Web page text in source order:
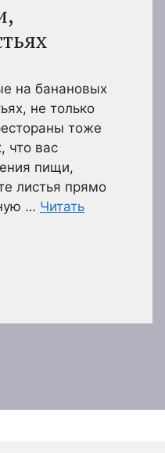
на банановых
не только
тоже
что вас
пищи,
листья прямо
… Читать